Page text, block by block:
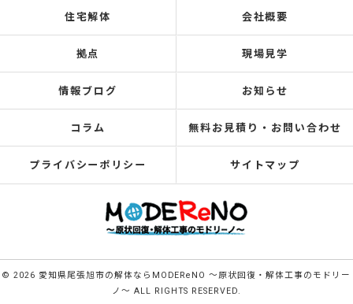
住宅解体 会社概要
拠点 現場見学
情報ブログ お知らせ
コラム 無料お見積り・お問い合わせ
プライバシーポリシー サイトマップ
© 2026 愛知県尾張旭市の解体ならMODEReNO ～原状回復・解体工事のモドリー
ノ～ ALL RIGHTS RESERVED.